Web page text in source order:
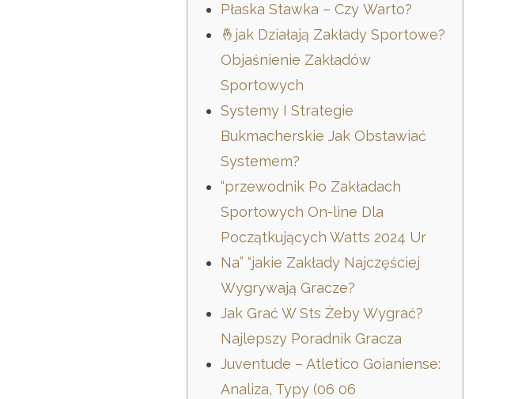
Płaska Stawka – Czy Warto?
🤞jak Działają Zakłady Sportowe?
Objaśnienie Zakładów
Sportowych
Systemy I Strategie
Bukmacherskie Jak Obstawiać
Systemem?
“przewodnik Po Zakładach
Sportowych On-line Dla
Początkujących Watts 2024 Ur
Na” “jakie Zakłady Najczęściej
Wygrywają Gracze?
Jak Grać W Sts Żeby Wygrać?
Najlepszy Poradnik Gracza
Juventude – Atletico Goianiense:
Analiza, Typy (06 06